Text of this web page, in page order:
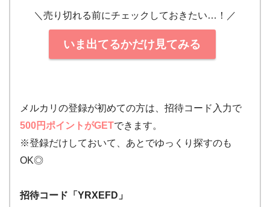
＼売り切れる前にチェックしておきたい…！／
いま出てるかだけ見てみる
メルカリの登録が初めての方は、招待コード入力で
500円ポイントがGETできます。
※登録だけしておいて、あとでゆっくり探すのも
OK◎
招待コード「YRXEFD」